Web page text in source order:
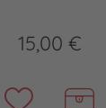
15,00 €